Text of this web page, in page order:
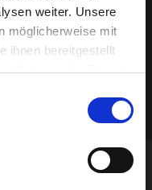
weiter. Unsere
möglicherweise mit
ihnen bereitgestellt
Nutzung der Dienste